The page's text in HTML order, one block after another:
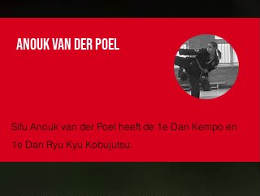
Anouk van der poel
Sifu Anouk van der Poel heeft de 1e Dan Kempo en
1e Dan Ryu Kyu Kobujutsu.